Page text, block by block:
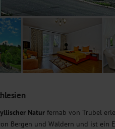
Natur fernab von Trubel
Bergen und Wäldern und ist ein
Diese Cookies